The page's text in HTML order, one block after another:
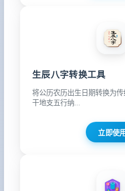
生辰八字转换工具
将公历农历出生日期转换为
干地支五行纳...
立即使用